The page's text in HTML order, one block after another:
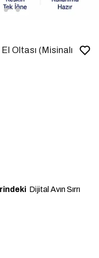
Oltası (Misinalı
Dijital Avın Sırrı